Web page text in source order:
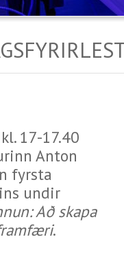
17-17.40
Anton
fyrsta
undir
Að skapa
.